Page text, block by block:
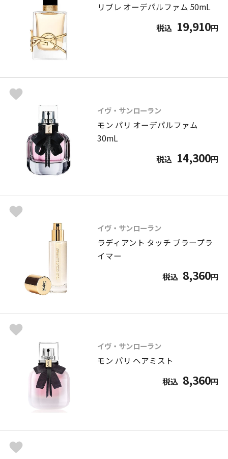
リブレ オーデパルファム 50mL
税込 19,910円
イヴ・サンローラン
モン パリ オーデパルファム
30mL
税込 14,300円
イヴ・サンローラン
ラディアント タッチ ブラープラ
イマー
税込 8,360円
イヴ・サンローラン
モン パリ ヘアミスト
税込 8,360円